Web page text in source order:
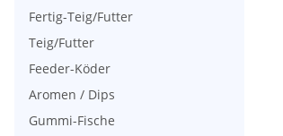
Fertig-Teig/Futter
Teig/Futter
Feeder-Köder
Aromen / Dips
Gummi-Fische